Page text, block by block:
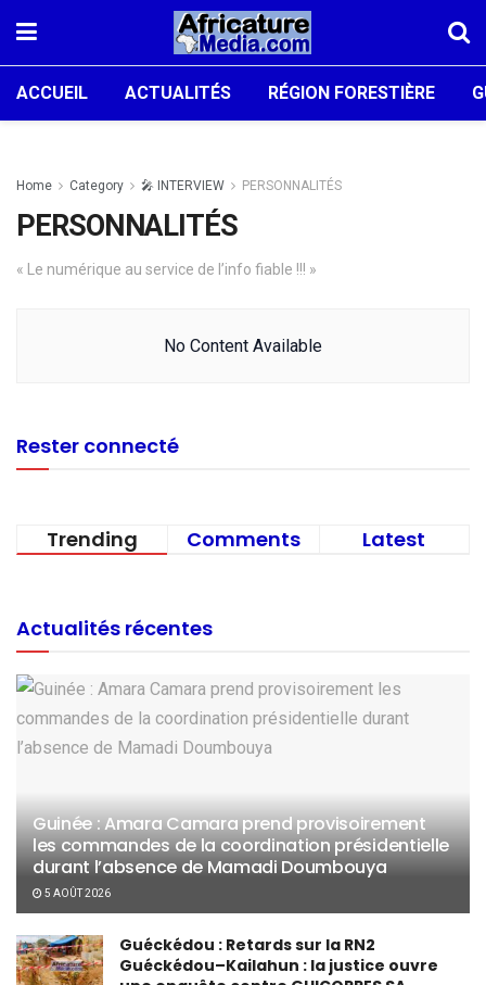
ACCUEIL ACTUALITÉS RÉGION FORESTIÈRE
Home Category 🎤 INTERVIEW PERSONNALITÉS
PERSONNALITÉS
« Le numérique au service de l’info fiable !!! »
No Content Available
Rester connecté
Trending Comments Latest
Actualités récentes
Guinée : Amara Camara prend provisoirement
les commandes de la coordination présidentielle
durant l’absence de Mamadi Doumbouya
5 AOÛT 2026
Guéckédou : Retards sur la RN2
Guéckédou–Kailahun : la justice ouvre